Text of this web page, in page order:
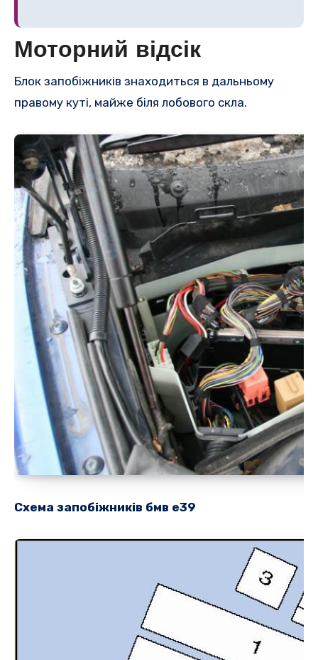
Моторний відсік
Блок запобіжників знаходиться в дальньому
правому куті, майже біля лобового скла.
Схема запобіжників бмв е39